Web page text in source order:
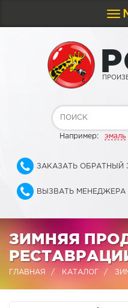
P
Например: эмаль
ЗАКАЗАТЬ ОБРАТНЫЙ
ВЫЗВАТЬ МЕНЕДЖЕРА
ЗИМНЯЯ
ГЛАВНАЯ КАТАЛОГ